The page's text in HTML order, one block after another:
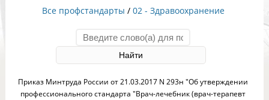
Все профстандарты / 02 - Здравоохранение
Приказ Минтруда России от 21.03.2017 N 293н "Об утверждении
профессионального стандарта "Врач-лечебник (врач-терапевт